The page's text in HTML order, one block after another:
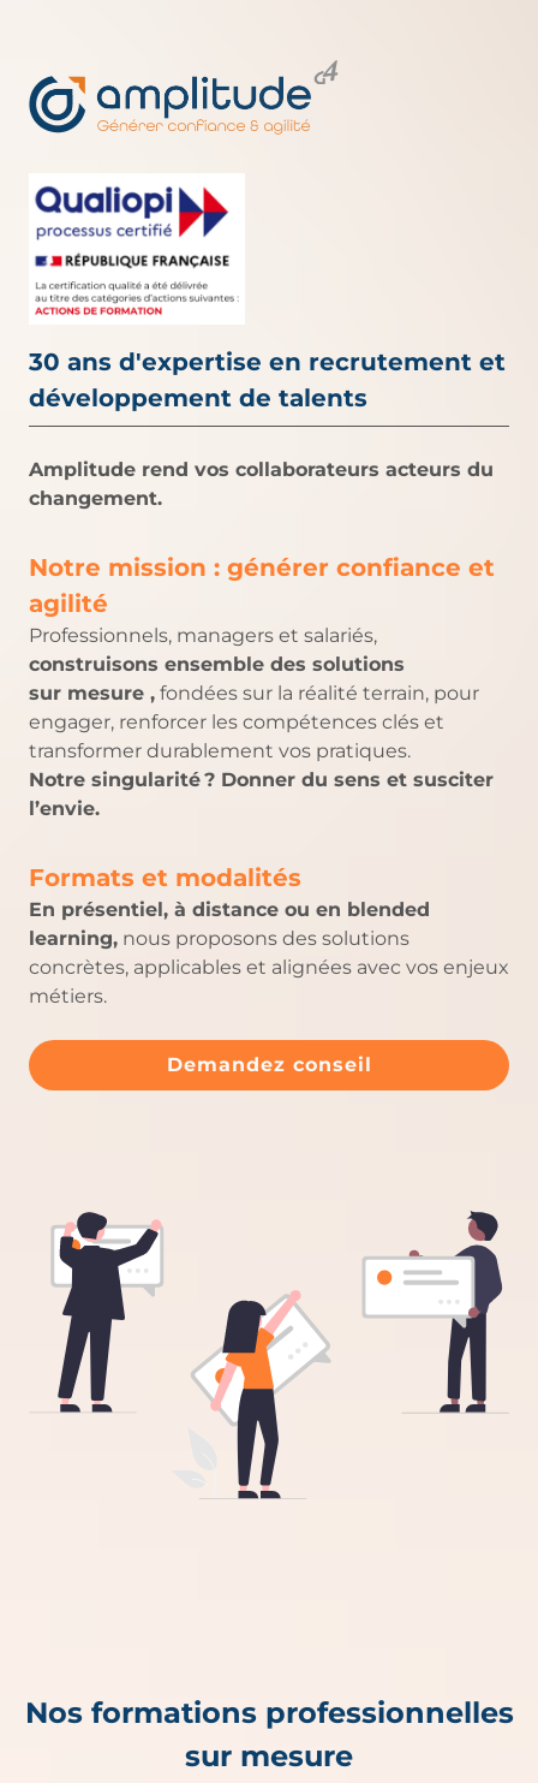
30 ans d'expertise en recrutement et
développement de talents
Amplitude rend vos collaborateurs acteurs du
changement.
Notre mission : générer confiance et
agilité
Professionnels, managers et salariés,
construisons ensemble des solutions
sur mesure , fondées sur la réalité terrain, pour
engager, renforcer les compétences clés et
transformer durablement vos pratiques.
Notre singularité ? Donner du sens et susciter
l’envie.
Formats et modalités
En présentiel, à distance ou en blended
learning, nous proposons des solutions
concrètes, applicables et alignées avec vos enjeux
métiers.
Demandez conseil
Nos formations professionnelles
sur mesure